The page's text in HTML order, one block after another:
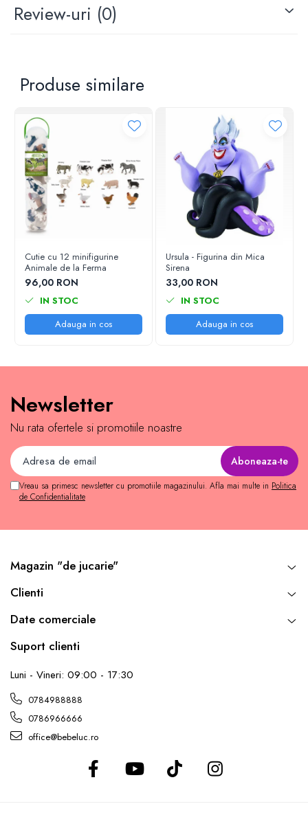
Review-uri (0)
Produse similare
Cutie cu 12 minifigurine
Animale de la Ferma
96,00 RON
IN STOC
Adauga in cos
Ursula - Figurina din Mica
Sirena
33,00 RON
IN STOC
Adauga in cos
Newsletter
Nu rata ofertele si promotiile noastre
Vreau sa primesc newsletter cu promotiile magazinului. Afla mai multe in Politica
de Confidentialitate
Magazin "de jucarie"
Clienti
Date comerciale
Suport clienti
Luni - Vineri: 09:00 - 17:30
0784988888
0786966666
office@bebeluc.ro